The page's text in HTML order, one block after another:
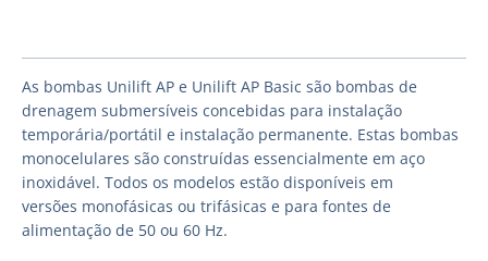
As bombas Unilift AP e Unilift AP Basic são bombas de
drenagem submersíveis concebidas para instalação
temporária/portátil e instalação permanente. Estas bombas
monocelulares são construídas essencialmente em aço
inoxidável. Todos os modelos estão disponíveis em
versões monofásicas ou trifásicas e para fontes de
alimentação de 50 ou 60 Hz.